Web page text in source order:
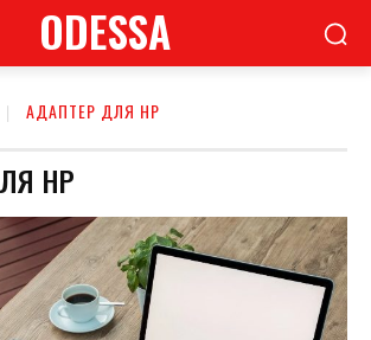
ODESSA
АДАПТЕР ДЛЯ НР
НР